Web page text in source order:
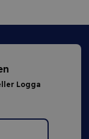
Logga